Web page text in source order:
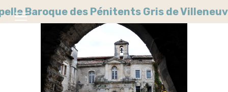
Baroque des Pénitents Gris de